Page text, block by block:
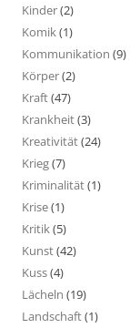
Kinder(2)
Komik(1)
Kommunikation (9)
Körper(2)
Kraft(47)
Krankheit(3)
Kreativität(24)
Krieg(7)
Kriminalität(1)
Krise(1)
Kritik(5)
Kunst(42)
Kuss(4)
Lächeln (19)
Landschaft(1)